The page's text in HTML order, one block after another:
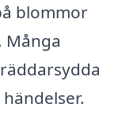
blommor
Många